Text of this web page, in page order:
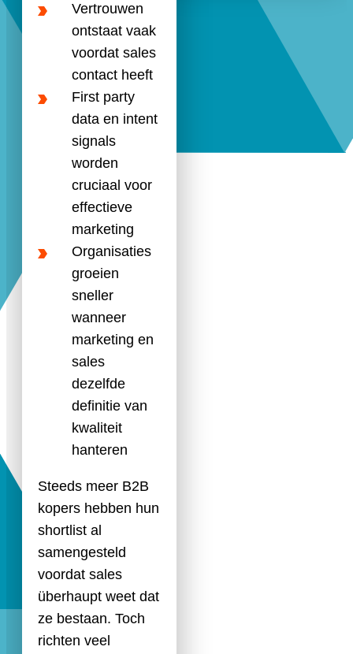
Vertrouwen
ontstaat vaak
voordat sales
contact heeft
First party
data en intent
signals
worden
cruciaal voor
effectieve
marketing
Organisaties
groeien
sneller
wanneer
marketing en
sales
dezelfde
definitie van
kwaliteit
hanteren
Steeds meer B2B
kopers hebben hun
shortlist al
samengesteld
voordat sales
überhaupt weet dat
ze bestaan. Toch
richten veel